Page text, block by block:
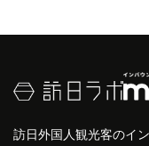
訪日外国人観光客のイ